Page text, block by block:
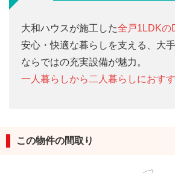
大和ハウスが施工した全戸1LDKの
安心・快適な暮らしを支える、大
ならではの充実設備が魅力。
一人暮らしから二人暮らしにおすす
この物件の間取り